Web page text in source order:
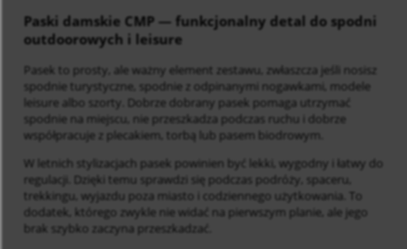
Paski damskie CMP — funkcjonalny detal do spodni
outdoorowych i leisure
Pasek to prosty, ale ważny element zestawu, zwłaszcza jeśli nosisz
spodnie turystyczne, spodnie z odpinanymi nogawkami, modele
leisure albo szorty. Dobrze dobrany pasek pomaga utrzymać
spodnie na miejscu, nie przeszkadza podczas ruchu i dobrze
współpracuje z plecakiem, torbą lub pasem biodrowym.
W letnich stylizacjach pasek powinien być lekki, wygodny i łatwy do
regulacji. Dzięki temu sprawdzi się podczas podróży, spaceru,
trekkingu, wyjazdu poza miasto i codziennego użytkowania. To
dodatek, którego zwykle nie widać na pierwszym planie, ale jego
brak szybko zaczyna przeszkadzać.